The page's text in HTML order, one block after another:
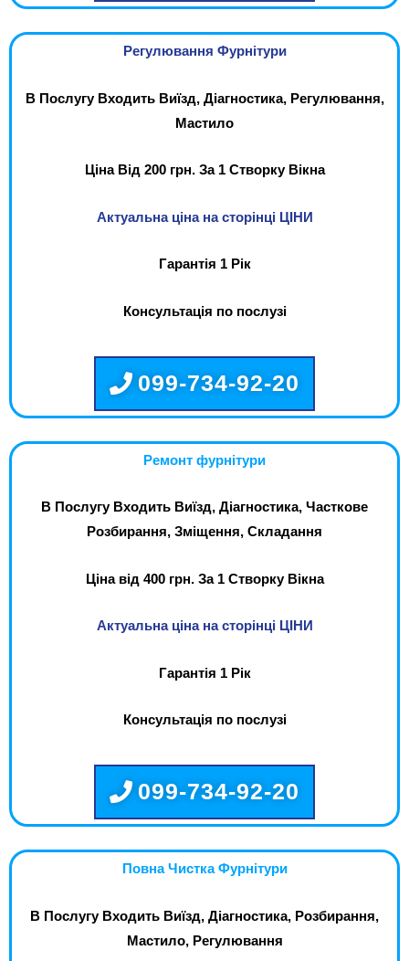
Регулювання Фурнітури
В Послугу Входить Виїзд, Діагностика, Регулювання,
Мастило
Ціна Від 200 грн. За 1 Створку Вікна
Актуальна ціна на сторінці ЦІНИ
Гарантія 1 Рік
Консультація по послузі
099-734-92-20
Ремонт фурнітури
В Послугу Входить Виїзд, Діагностика, Часткове
Розбирання, Зміщення, Складання
Ціна від 400 грн. За 1 Створку Вікна
Актуальна ціна на сторінці ЦІНИ
Гарантія 1 Рік
Консультація по послузі
099-734-92-20
Повна Чистка Фурнітури
В Послугу Входить Виїзд, Діагностика, Розбирання,
Мастило, Регулювання